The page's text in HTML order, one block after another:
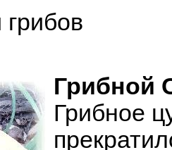
Грибной
Грибное